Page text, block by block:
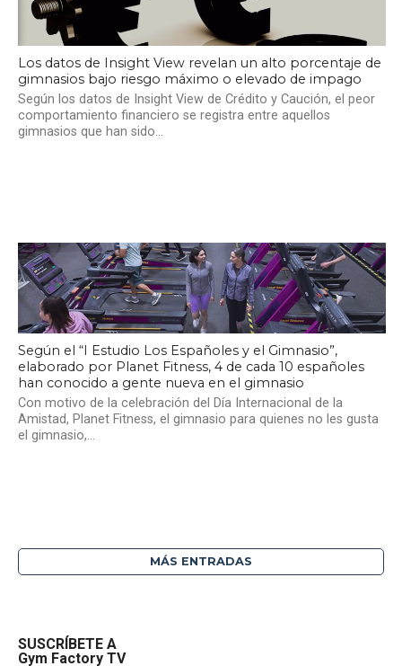
Los datos de Insight View revelan un alto porcentaje de
gimnasios bajo riesgo máximo o elevado de impago
Según los datos de Insight View de Crédito y Caución, el peor
comportamiento financiero se registra entre aquellos
gimnasios que han sido...
Según el “I Estudio Los Españoles y el Gimnasio”,
elaborado por Planet Fitness, 4 de cada 10 españoles
han conocido a gente nueva en el gimnasio
Con motivo de la celebración del Día Internacional de la
Amistad, Planet Fitness, el gimnasio para quienes no les gusta
el gimnasio,...
MÁS ENTRADAS
SUSCRÍBETE A
Gym Factory TV